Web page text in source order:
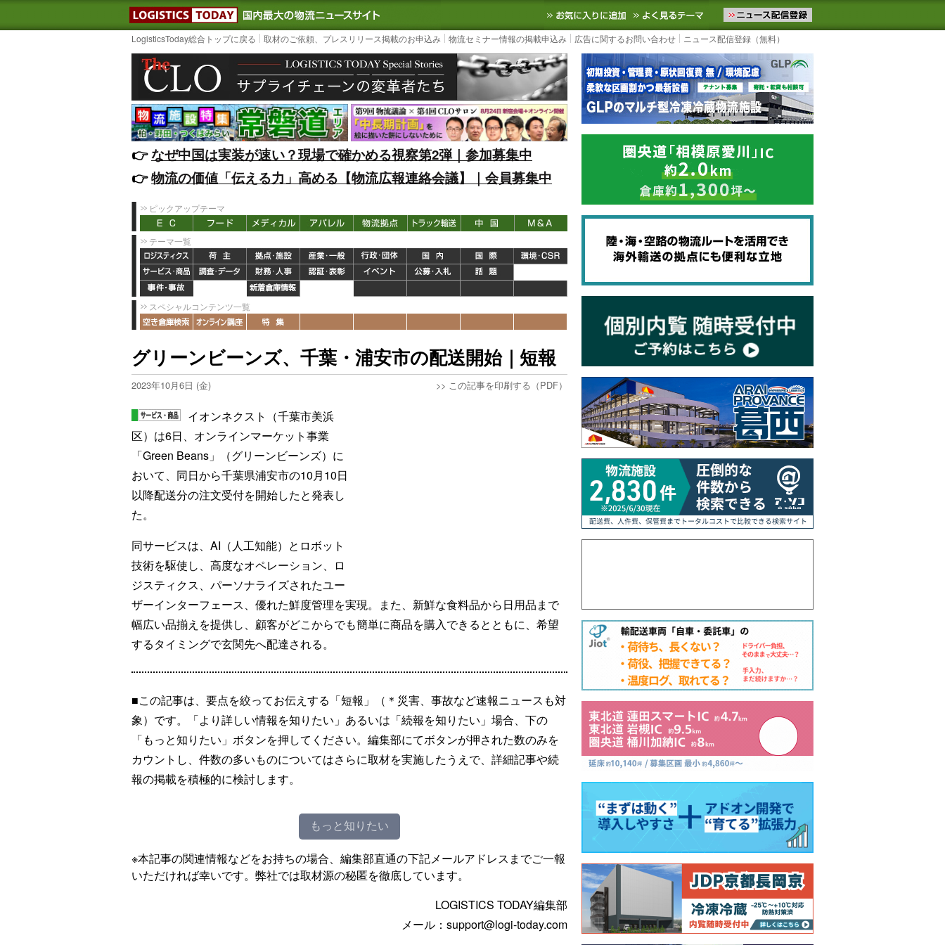
LOGISTICS TODAY｜国内最大の物流ニュースサイト3PL, SCMなど国内外の最新の物流ニュースをお届けします。物流ニュースメール配信を登録す
お気に入りに追加 よく見るテーマ
LogisticsToday総合トップに戻る 取材のご依頼、プレスリリース掲載のお申込み 物流セミナー情報の掲載申込み 広告に関するお問い合わせ ニュース配信登録（無料）
👉️なぜ中国は実装が速い？現場で確かめる視察第2弾｜参加募集中
👉️物流の価値「伝える力」高める【物流広報連絡会議】｜会員募集中
ピックアップテーマ
テーマ一覧
スペシャルコンテンツ一覧
グリーンビーンズ、千葉・浦安市の配送開始｜短報
2023年10月6日 (金) >> この記事を印刷する（PDF）
イオンネクスト（千葉市美浜
区）は6日、オンラインマーケット事業
「Green Beans」（グリーンビーンズ）に
おいて、同日から千葉県浦安市の10月10日
以降配送分の注文受付を開始したと発表し
た。
同サービスは、AI（人工知能）とロボット
技術を駆使し、高度なオペレーション、ロ
ジスティクス、パーソナライズされたユー
ザーインターフェース、優れた鮮度管理を実現。また、新鮮な食料品から日用品まで
幅広い品揃えを提供し、顧客がどこからでも簡単に商品を購入できるとともに、希望
するタイミングで玄関先へ配達される。
■この記事は、要点を絞ってお伝えする「短報」（＊災害、事故など速報ニュースも対
象）です。「より詳しい情報を知りたい」あるいは「続報を知りたい」場合、下の
「もっと知りたい」ボタンを押してください。編集部にてボタンが押された数のみを
カウントし、件数の多いものについてはさらに取材を実施したうえで、詳細記事や続
報の掲載を積極的に検討します。
もっと知りたい
※本記事の関連情報などをお持ちの場合、編集部直通の下記メールアドレスまでご一報
いただければ幸いです。弊社では取材源の秘匿を徹底しています。
LOGISTICS TODAY編集部
メール：support@logi-today.com